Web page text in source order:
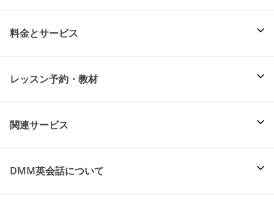
料金とサービス
レッスン予約・教材
関連サービス
DMM英会話について